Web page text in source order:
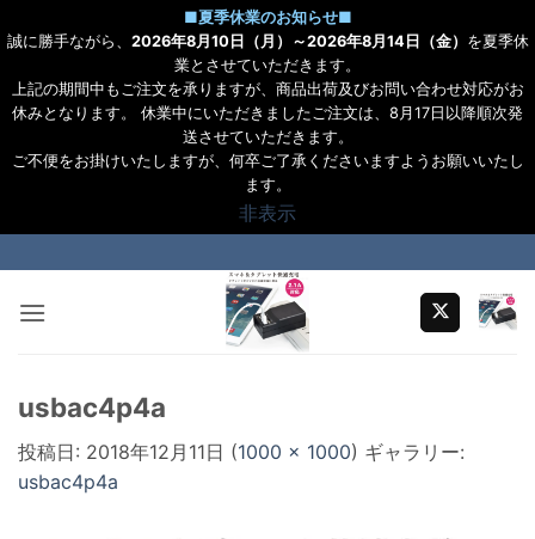
■夏季休業のお知らせ■
誠に勝手ながら、 2026年8月10日（月）～2026年8月14日（金） を夏季休
業とさせていただきます。
上記の期間中もご注文を承りますが、商品出荷及びお問い合わせ対応がお
休みとなります。 休業中にいただきましたご注文は、8月17日以降順次発
送させていただきます。
ご不便をお掛けいたしますが、何卒ご了承くださいますようお願いいたし
ます。
非表示
to
content
usbac4p4a
投稿日: 2018年12月11日 (1000 × 1000) ギャラリー:
usbac4p4a